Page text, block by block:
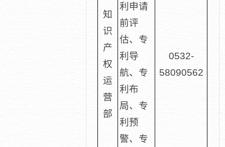
知
识
产
权
运
营
部
利申请
前评
估、专
利导
航、专
利布
局、专
利预
警、专
0532-
58090562